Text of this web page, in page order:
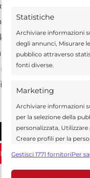
Statistiche
Archiviare informazioni
degli annunci, Misurare
pubblico attraverso
fonti diverse.
Marketing
Archiviare informazioni
per la selezione della
personalizzata,
Creare profili per la
Utilizzare dati limitati
Gestisci 1771 fornitoriPer
di poter
Il lancio
singole
virtuale dove
virtuosi” adottati.
(Ippocrate di
Send
SALUTE E